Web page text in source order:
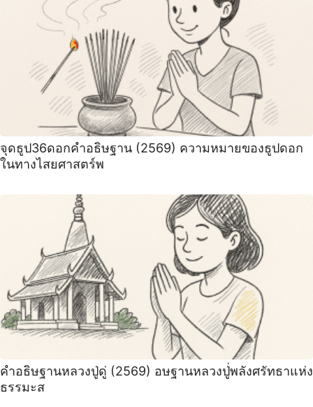
จุดธูป36ดอกคำอธิษฐาน (2569) ความหมายของธูปดอก
ในทางไสยศาสตร์พ
คำอธิษฐานหลวงปู่ดู่ (2569) อษฐานหลวงปู่่พลังศรัทธาแห่ง
ธรรมะส